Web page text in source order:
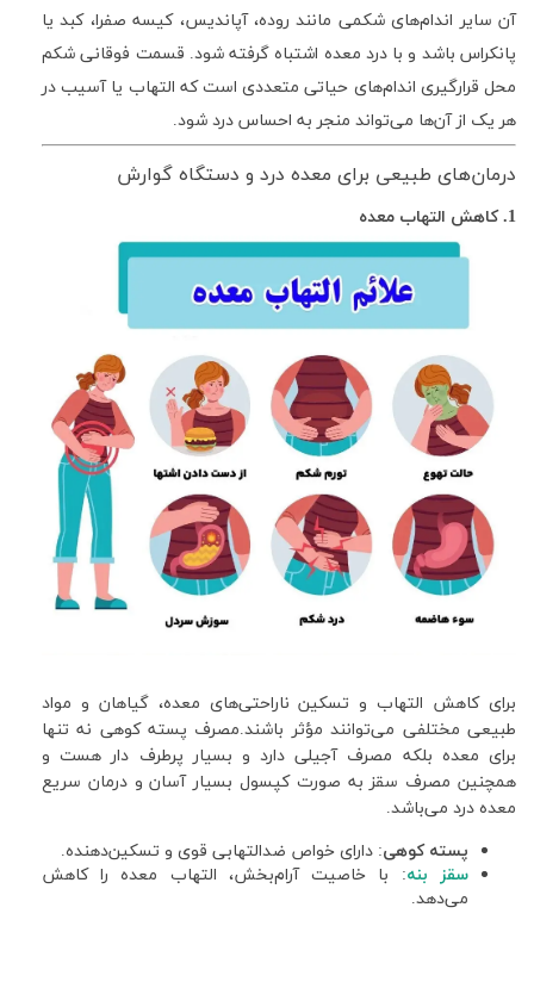
آن سایر اندام‌های شکمی مانند روده، آپاندیس، کیسه صفرا، کبد یا
پانکراس باشد و با درد معده اشتباه گرفته شود. قسمت فوقانی شکم
محل قرارگیری اندام‌های حیاتی متعددی است که التهاب یا آسیب در
هر یک از آن‌ها می‌تواند منجر به احساس درد شود.
درمان‌های طبیعی برای معده درد و دستگاه گوارش
1. کاهش التهاب معده
برای کاهش التهاب و تسکین ناراحتی‌های معده، گیاهان و مواد
طبیعی مختلفی می‌توانند مؤثر باشند.مصرف پسته کوهی نه تنها
برای معده بلکه مصرف آجیلی دارد و بسیار پرطرف دار هست و
همچنین مصرف سقز به صورت کپسول بسیار آسان و درمان سریع
معده درد می‌باشد.
پسته کوهی: دارای خواص ضدالتهابی قوی و تسکین‌دهنده.
سقز بنه: با خاصیت آرام‌بخش، التهاب معده را کاهش
می‌دهد.